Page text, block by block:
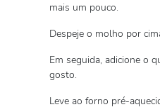
mais um pouco.
Despeje o molho por
Em seguida, adicione o
gosto.
Leve ao forno pré-